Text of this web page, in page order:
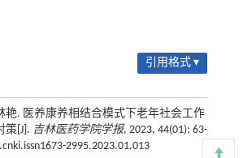
引用格式 ▾
艳. 医养康养相结合模式下老年社会工作
策[J]. 吉林医药学院学报, 2023, 44(01): 63-
2995.2023.01.013